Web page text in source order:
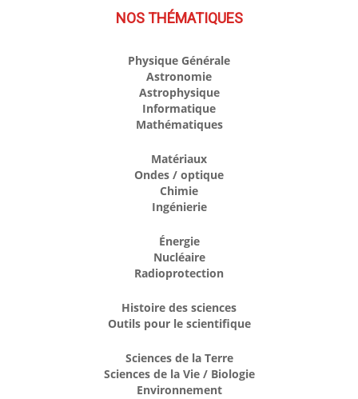
NOS THÉMATIQUES
Physique Générale
Astronomie
Astrophysique
Informatique
Mathématiques
Matériaux
Ondes / optique
Chimie
Ingénierie
Énergie
Nucléaire
Radioprotection
Histoire des sciences
Outils pour le scientifique
Sciences de la Terre
Sciences de la Vie / Biologie
Environnement